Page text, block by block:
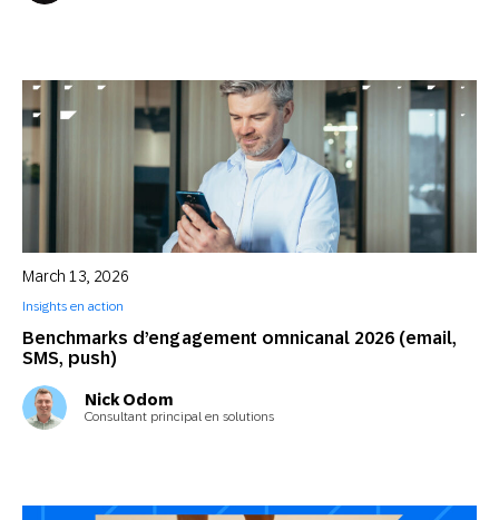
Benchmarks d’engagement omnicanal 2026 (email,
SMS, push)
March 13, 2026
Insights en action
Nick Odom
Consultant principal en solutions